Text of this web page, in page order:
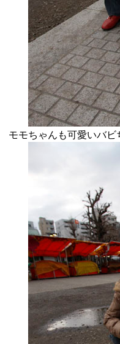
モモちゃんも可愛いバビ